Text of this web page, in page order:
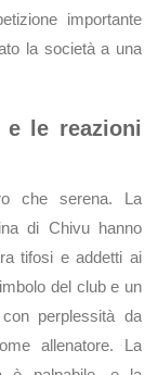
importante
la società a una
e le reazioni
che serena. La
di Chivu hanno
tifosi e addetti ai
del club e un
perplessità da
allenatore. La